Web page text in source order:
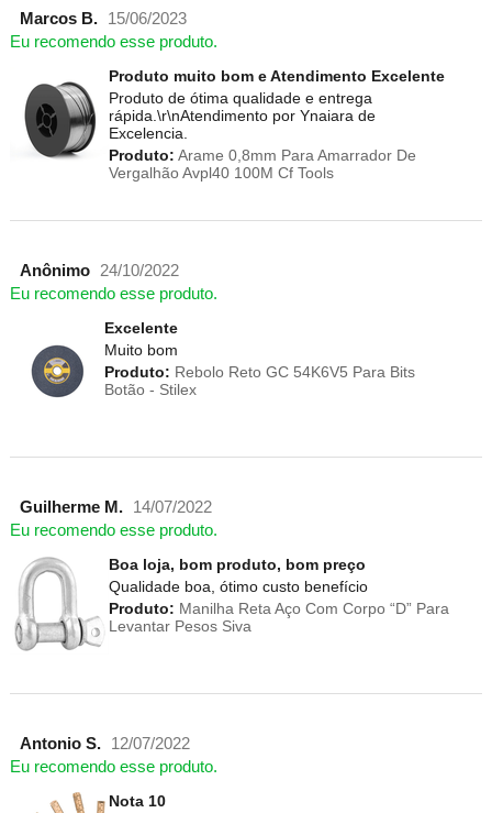
Marcos B.
15/06/2023
Eu recomendo esse produto.
Produto muito bom e Atendimento Excelente
Produto de ótima qualidade e entrega
rápida.\r\nAtendimento por Ynaiara de
Excelencia.
Produto: Arame 0,8mm Para Amarrador De
Vergalhão Avpl40 100M Cf Tools
Anônimo
24/10/2022
Eu recomendo esse produto.
Excelente
Muito bom
Produto: Rebolo Reto GC 54K6V5 Para Bits
Botão - Stilex
Guilherme M.
14/07/2022
Eu recomendo esse produto.
Boa loja, bom produto, bom preço
Qualidade boa, ótimo custo benefício
Produto: Manilha Reta Aço Com Corpo “D” Para
Levantar Pesos Siva
Antonio S.
12/07/2022
Eu recomendo esse produto.
Nota 10